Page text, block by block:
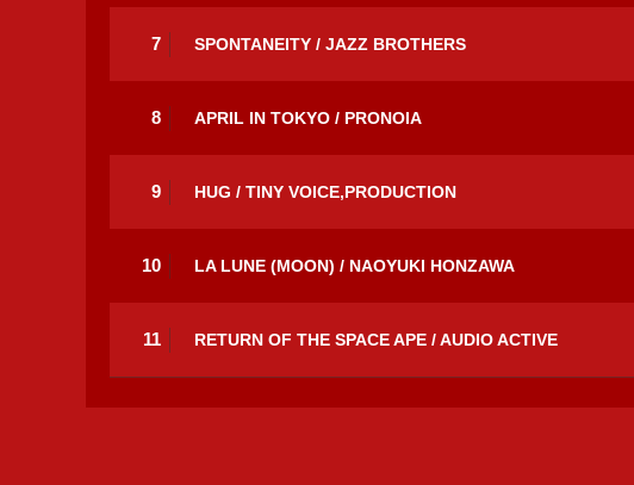
7 SPONTANEITY / JAZZ BROTHERS
8 APRIL IN TOKYO / PRONOIA
9 HUG / TINY VOICE,PRODUCTION
10 LA LUNE (MOON) / NAOYUKI HONZAWA
11 RETURN OF THE SPACE APE / AUDIO ACTIVE